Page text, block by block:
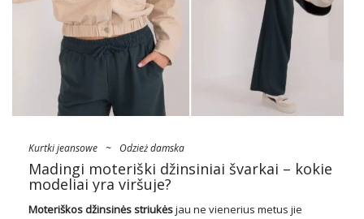
Kurtki jeansowe ~ Odzież damska
Madingi moteriški džinsiniai švarkai – kokie
modeliai yra viršuje?
Moteriškos džinsinės striukėsjau ne vienerius metus jie